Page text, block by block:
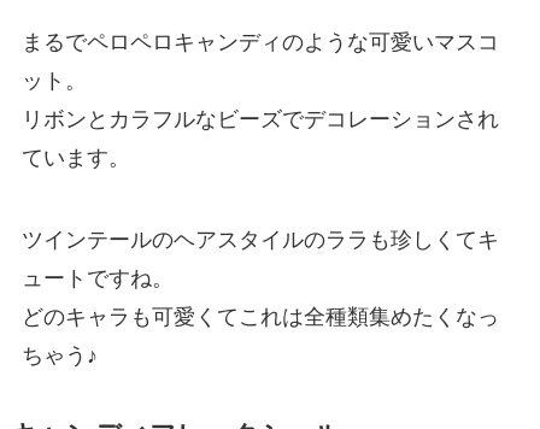
まるでペロペロキャンディのような可愛いマスコ
ット。
リボンとカラフルなビーズでデコレーションされ
ています。
ツインテールのヘアスタイルのララも珍しくてキ
ュートですね。
どのキャラも可愛くてこれは全種類集めたくなっ
ちゃう♪